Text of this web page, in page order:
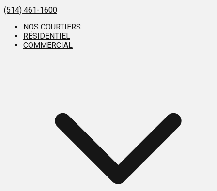
(514) 461-1600
NOS COURTIERS
RÉSIDENTIEL
COMMERCIAL